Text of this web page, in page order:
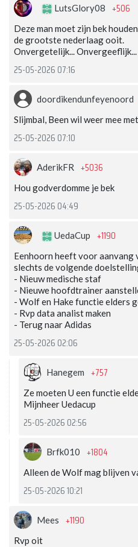
LutsGlory08 +506
Deze man moet zijn bek
de grootste nederlaag ooit.
Onvergetelijk... Onvergeeflijk...
25-05-2026 07:16
doordikendunfeyenoord
Slijmbal, Been wil weer mee
25-05-2026 07:10
AderikFR +5036
Hou godverdomme je bek
25-05-2026 04:49
UedaCup +1190
Eenhoorn heeft voor aanvang
slechts de volgende
- Nieuw medische staf
- Nieuwe hoofdtrainer
- Wolf en Hake functie elders
- Rvp data analist maken
- Terug naar Adidas
25-05-2026 02:06
Hanegem +757
Ze moeten U een functie
Mijnheer Uedacup
25-05-2026 02:56
Brfk010 +1804
Alleen de Wolf mag blijven
25-05-2026 10:21
Mees +1190
Rvp oit